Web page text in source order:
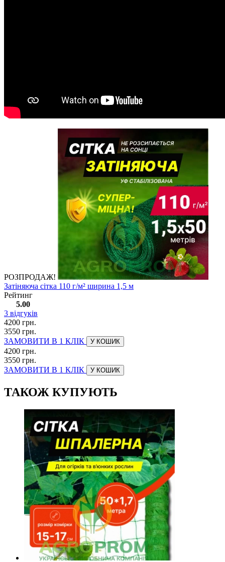
РОЗПРОДАЖ!
Затіняюча сітка 110 г/м² ширина 1,5 м
Рейтинг
5.00
3 відгуків
4200 грн.
3550 грн.
ЗАМОВИТИ В 1 КЛІК
У КОШИК
4200 грн.
3550 грн.
ЗАМОВИТИ В 1 КЛІК
У КОШИК
ТАКОЖ КУПУЮТЬ